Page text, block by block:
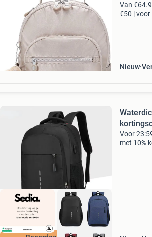
Van
€50 |
Nieuw
Voor
met 10%